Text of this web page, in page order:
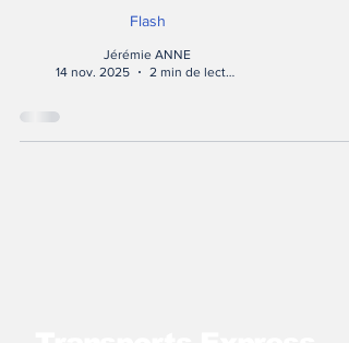
Flash
Jérémie ANNE
14 nov. 2025
2 min de lecture